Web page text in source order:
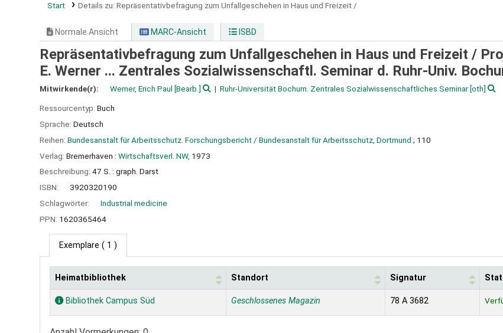
Start Details zu: Repräsentativbefragung zum Unfallgeschehen in Haus und Freizeit /
Normale Ansicht MARC-Ansicht ISBD
Repräsentativbefragung zum Unfallgeschehen in Haus und Freizeit /
E. Werner ... Zentrales Sozialwissenschaftl. Seminar d. Ruhr-Univ.
Mitwirkende(r): Werner, Erich Paul [Bearb.] Ruhr-Universität Bochum. Zentrales Sozialwissenschaftliches Seminar[oth]
Ressourcentyp: Buch
Sprache: Deutsch
Reihen: Bundesanstalt für Arbeitsschutz. Forschungsbericht / Bundesanstalt für Arbeitsschutz, Dortmund ; 110
Verlag: Bremerhaven : Wirtschaftsverl. NW, 1973
Beschreibung: 47 S. : graph. Darst
ISBN:
3920320190
Schlagwörter:
Industrial medicine
PPN: 1620365464
Exemplare ( 1 )
Exemplare
Heimatbibliothek Standort Signatur
Bibliothek Campus Süd Geschlossenes Magazin 78 A 3682